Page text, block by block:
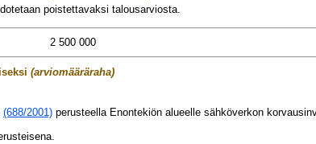
poistettavaksi talousarviosta.
2 500 000
(arviomääräraha)
(688/2001) perusteella Enontekiön alueelle sähköverkon